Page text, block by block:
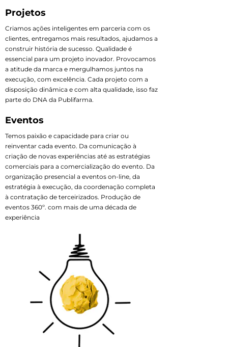
Projetos
Criamos ações inteligentes em parceria com os
clientes, entregamos mais resultados, ajudamos a
construir história de sucesso. Qualidade é
essencial para um projeto inovador. Provocamos
a atitude da marca e mergulhamos juntos na
execução, com excelência. Cada projeto com a
disposição dinâmica e com alta qualidade, isso faz
parte do DNA da Publifarma.
Eventos
Temos paixão e capacidade para criar ou
reinventar cada evento. Da comunicação à
criação de novas experiências até as estratégias
comerciais para a comercialização do evento. Da
organização presencial a eventos on-line, da
estratégia à execução, da coordenação completa
à contratação de terceirizados. Produção de
eventos 360º. com mais de uma década de
experiência